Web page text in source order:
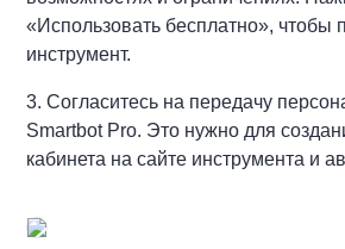
«Использовать бесплатно», чтобы
инструмент.
3. Согласитесь на передачу
Smartbot Pro. Это нужно для
кабинета на сайте инструмента и